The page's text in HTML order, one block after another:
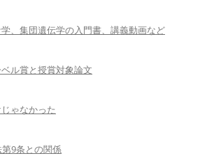
、集団遺伝学の入門書、講義動画など
ル賞と授賞対象論文
ゃなかった
9条との関係